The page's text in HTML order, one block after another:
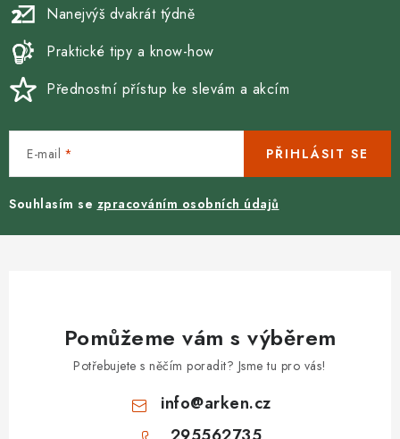
y
v
ý
p
i
Nanejvýš dvakrát týdně
Praktické tipy a know-how
Přednostní přístup ke slevám a akcím
E-mail
Souhlasím se zpracováním osobních údajů
PŘIHLÁSIT SE
Pomůžeme vám s výběrem
Potřebujete s něčím poradit? Jsme tu pro vás!
info@arken.cz